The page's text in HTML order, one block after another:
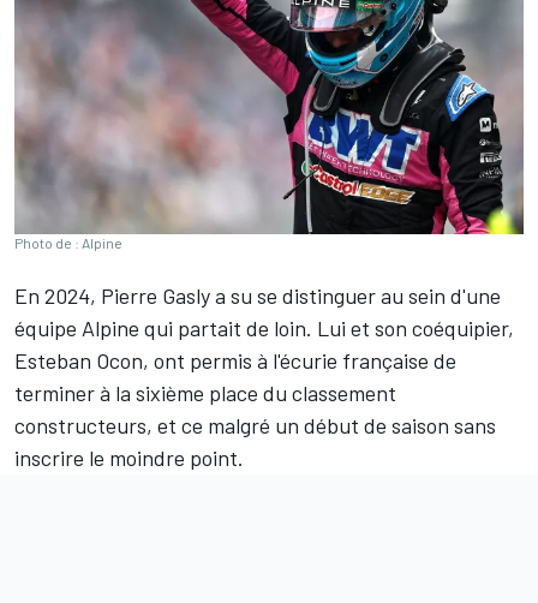
Photo de : Alpine
En 2024, Pierre Gaslya su se distinguer au sein d'une
équipe Alpine qui partait de loin. Lui et son coéquipier,
Esteban Ocon, ont permis à l'écurie française de
terminer à la sixième place du classement
constructeurs, et ce malgré un début de saison sans
inscrire le moindre point.